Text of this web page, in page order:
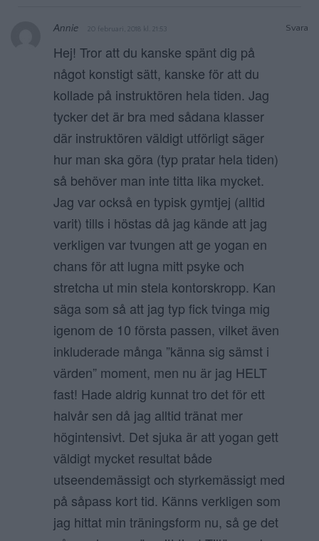
Svara
Annie 20 februari, 2018 kl. 21:53
Hej! Tror att du kanske spänt dig på
något konstigt sätt, kanske för att du
kollade på instruktören hela tiden. Jag
tycker det är bra med sådana klasser
där instruktören väldigt utförligt säger
hur man ska göra (typ pratar hela tiden)
så behöver man inte titta lika mycket.
Jag var också en typisk gymtjej (alltid
varit) tills i höstas då jag kände att jag
verkligen var tvungen att ge yogan en
chans för att lugna mitt psyke och
stretcha ut min stela kontorskropp. Kan
säga som så att jag typ fick tvinga mig
igenom de 10 första passen, vilket även
inkluderade många ”känna sig sämst i
värden” moment, men nu är jag HELT
fast! Hade aldrig kunnat tro det för ett
halvår sen då jag alltid tränat mer
högintensivt. Det sjuka är att yogan gett
väldigt mycket resultat både
utseendemässigt och styrkemässigt med
på såpass kort tid. Känns verkligen som
jag hittat min träningsform nu, så ge det